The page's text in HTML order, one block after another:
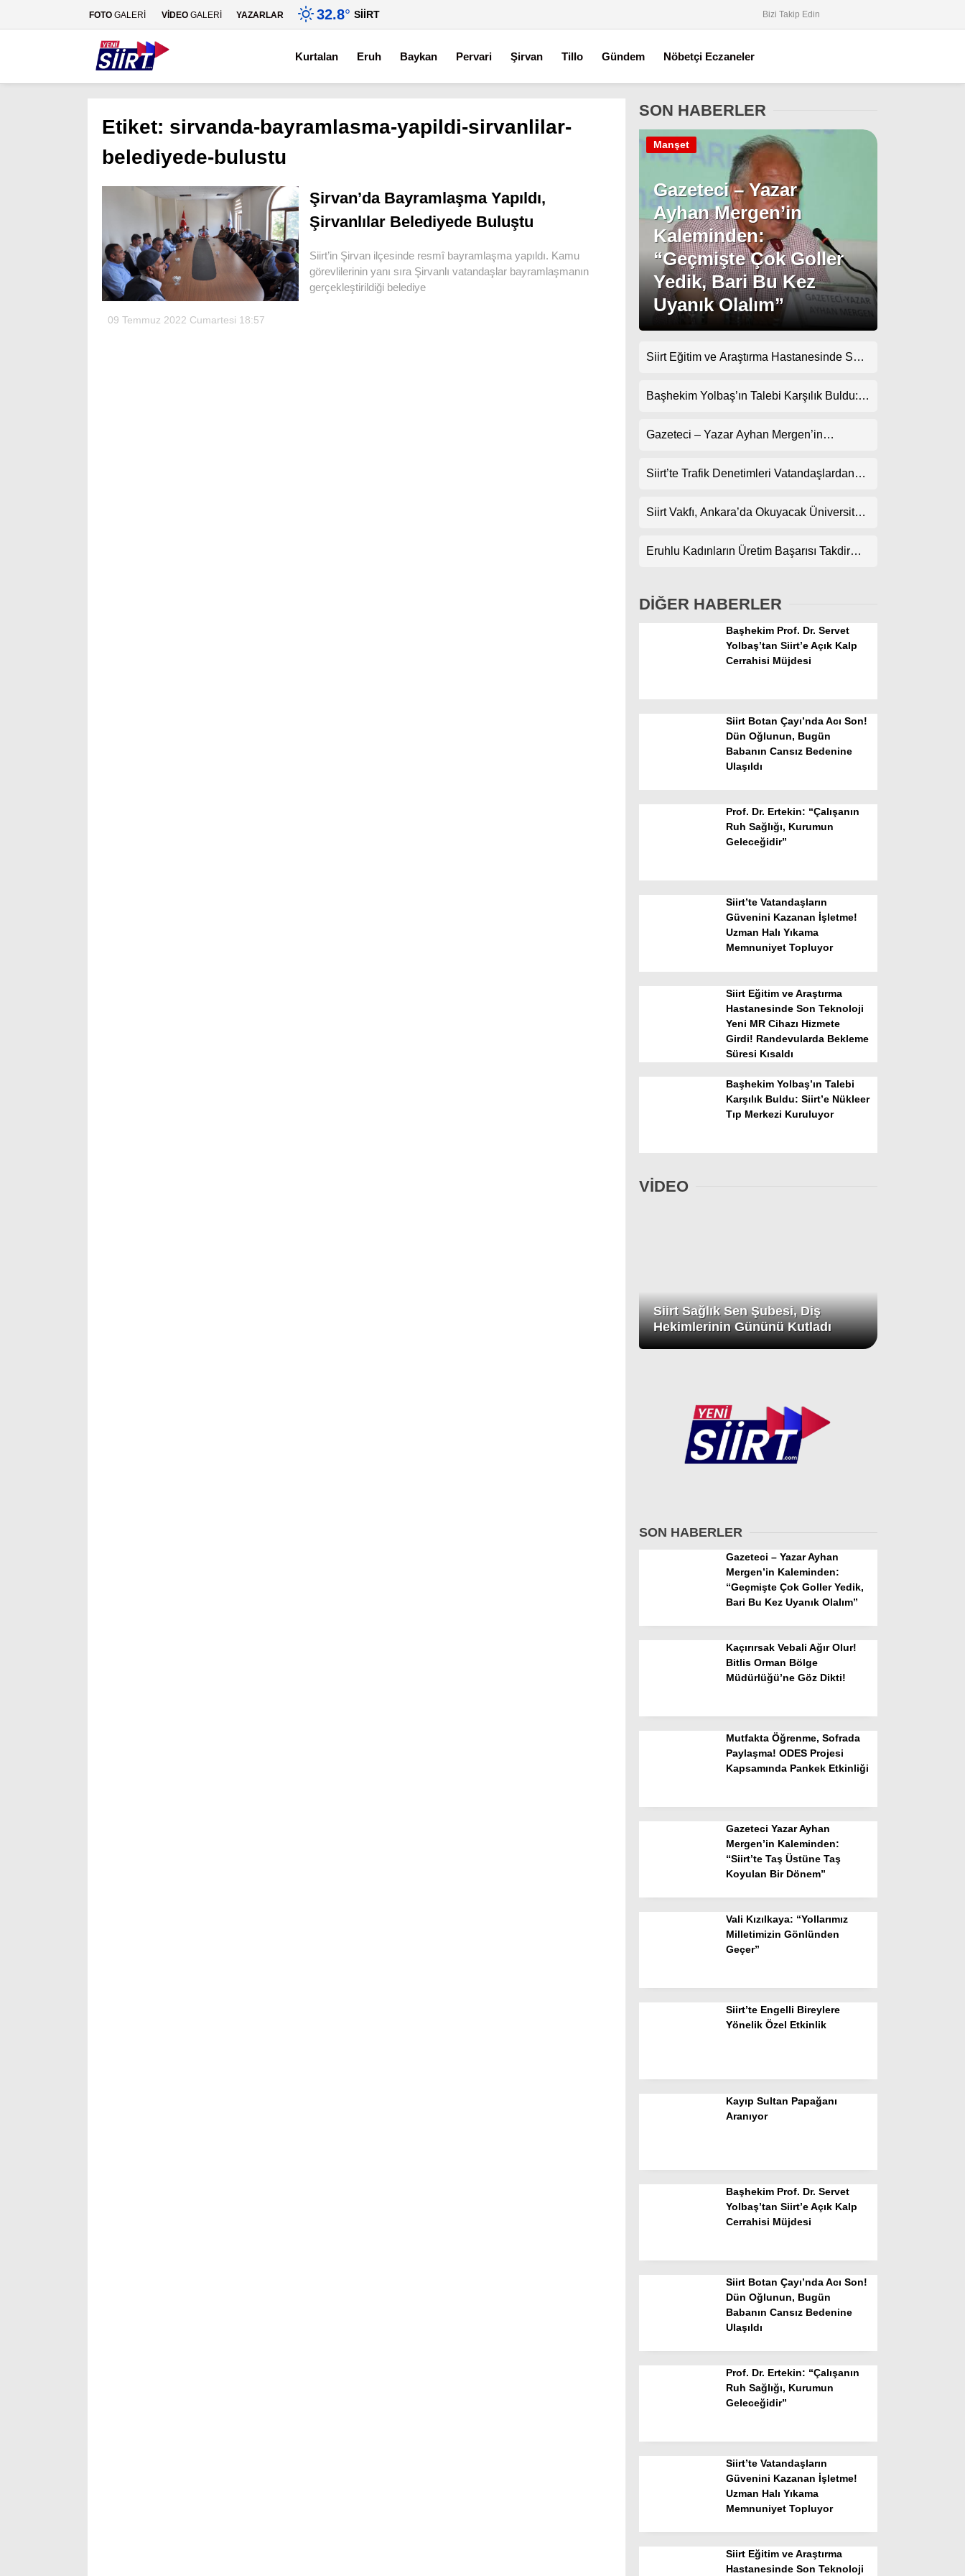
Gündem
Spor
Magazin
Instagram
FOTO GALERİ VİDEO GALERİ YAZARLAR 32.8° SIIRT Bizi Takip Edin
Kurtalan Eruh Baykan Pervari Şirvan Tillo Gündem Nöbetçi Eczaneler
Etiket: sirvanda-bayramlasma-yapildi-sirvanlilar-
belediyede-bulustu
Şirvan’da Bayramlaşma Yapıldı,
Şirvanlılar Belediyede Buluştu
Siirt’in Şirvan ilçesinde resmî bayramlaşma yapıldı. Kamu
görevlilerinin yanı sıra Şirvanlı vatandaşlar bayramlaşmanın
gerçekleştirildiği belediye
09 Temmuz 2022 Cumartesi 18:57
SON HABERLER
Gazeteci – Yazar
Ayhan Mergen’in
Kaleminden:
“Geçmişte Çok Goller
Yedik, Bari Bu Kez
Uyanık Olalım”
Manşet
Siirt Eğitim ve Araştırma Hastanesinde Son
Randevularda Bekleme Süresi Kısaldı
Başhekim Yolbaş’ın Talebi Karşılık Buldu:
Gazeteci – Yazar Ayhan Mergen’in
Kuralları”
Siirt’te Trafik Denetimleri Vatandaşlardan
Siirt Vakfı, Ankara’da Okuyacak Üniversite
Eruhlu Kadınların Üretim Başarısı Takdir
DİĞER HABERLER
Başhekim Prof. Dr. Servet
Yolbaş’tan Siirt’e Açık Kalp
Cerrahisi Müjdesi
Siirt Botan Çayı’nda Acı Son!
Dün Oğlunun, Bugün
Babanın Cansız Bedenine
Ulaşıldı
Prof. Dr. Ertekin: “Çalışanın
Ruh Sağlığı, Kurumun
Geleceğidir”
Siirt’te Vatandaşların
Güvenini Kazanan İşletme!
Uzman Halı Yıkama
Memnuniyet Topluyor
Siirt Eğitim ve Araştırma
Hastanesinde Son Teknoloji
Yeni MR Cihazı Hizmete
Girdi! Randevularda Bekleme
Süresi Kısaldı
Başhekim Yolbaş’ın Talebi
Karşılık Buldu: Siirt’e Nükleer
Tıp Merkezi Kuruluyor
VİDEO
Siirt Sağlık Sen Şubesi, Diş
Hekimlerinin Gününü Kutladı
SON HABERLER
Gazeteci – Yazar Ayhan
Mergen’in Kaleminden:
“Geçmişte Çok Goller Yedik,
Bari Bu Kez Uyanık Olalım”
Kaçırırsak Vebali Ağır Olur!
Bitlis Orman Bölge
Müdürlüğü’ne Göz Dikti!
Mutfakta Öğrenme, Sofrada
Paylaşma! ODES Projesi
Kapsamında Pankek Etkinliği
Gazeteci Yazar Ayhan
Mergen’in Kaleminden:
“Siirt’te Taş Üstüne Taş
Koyulan Bir Dönem”
Vali Kızılkaya: “Yollarımız
Milletimizin Gönlünden
Geçer”
Siirt’te Engelli Bireylere
Yönelik Özel Etkinlik
Kayıp Sultan Papağanı
Aranıyor
Başhekim Prof. Dr. Servet
Yolbaş’tan Siirt’e Açık Kalp
Cerrahisi Müjdesi
Siirt Botan Çayı’nda Acı Son!
Dün Oğlunun, Bugün
Babanın Cansız Bedenine
Ulaşıldı
Prof. Dr. Ertekin: “Çalışanın
Ruh Sağlığı, Kurumun
Geleceğidir”
Siirt’te Vatandaşların
Güvenini Kazanan İşletme!
Uzman Halı Yıkama
Memnuniyet Topluyor
Siirt Eğitim ve Araştırma
Hastanesinde Son Teknoloji